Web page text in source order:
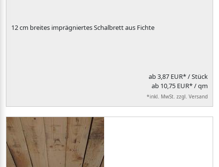
12 cm breites imprägniertes Schalbrett aus Fichte
ab3,87 EUR*/ Stück
ab 10,75 EUR* / qm
*inkl. MwSt. zzgl. Versand